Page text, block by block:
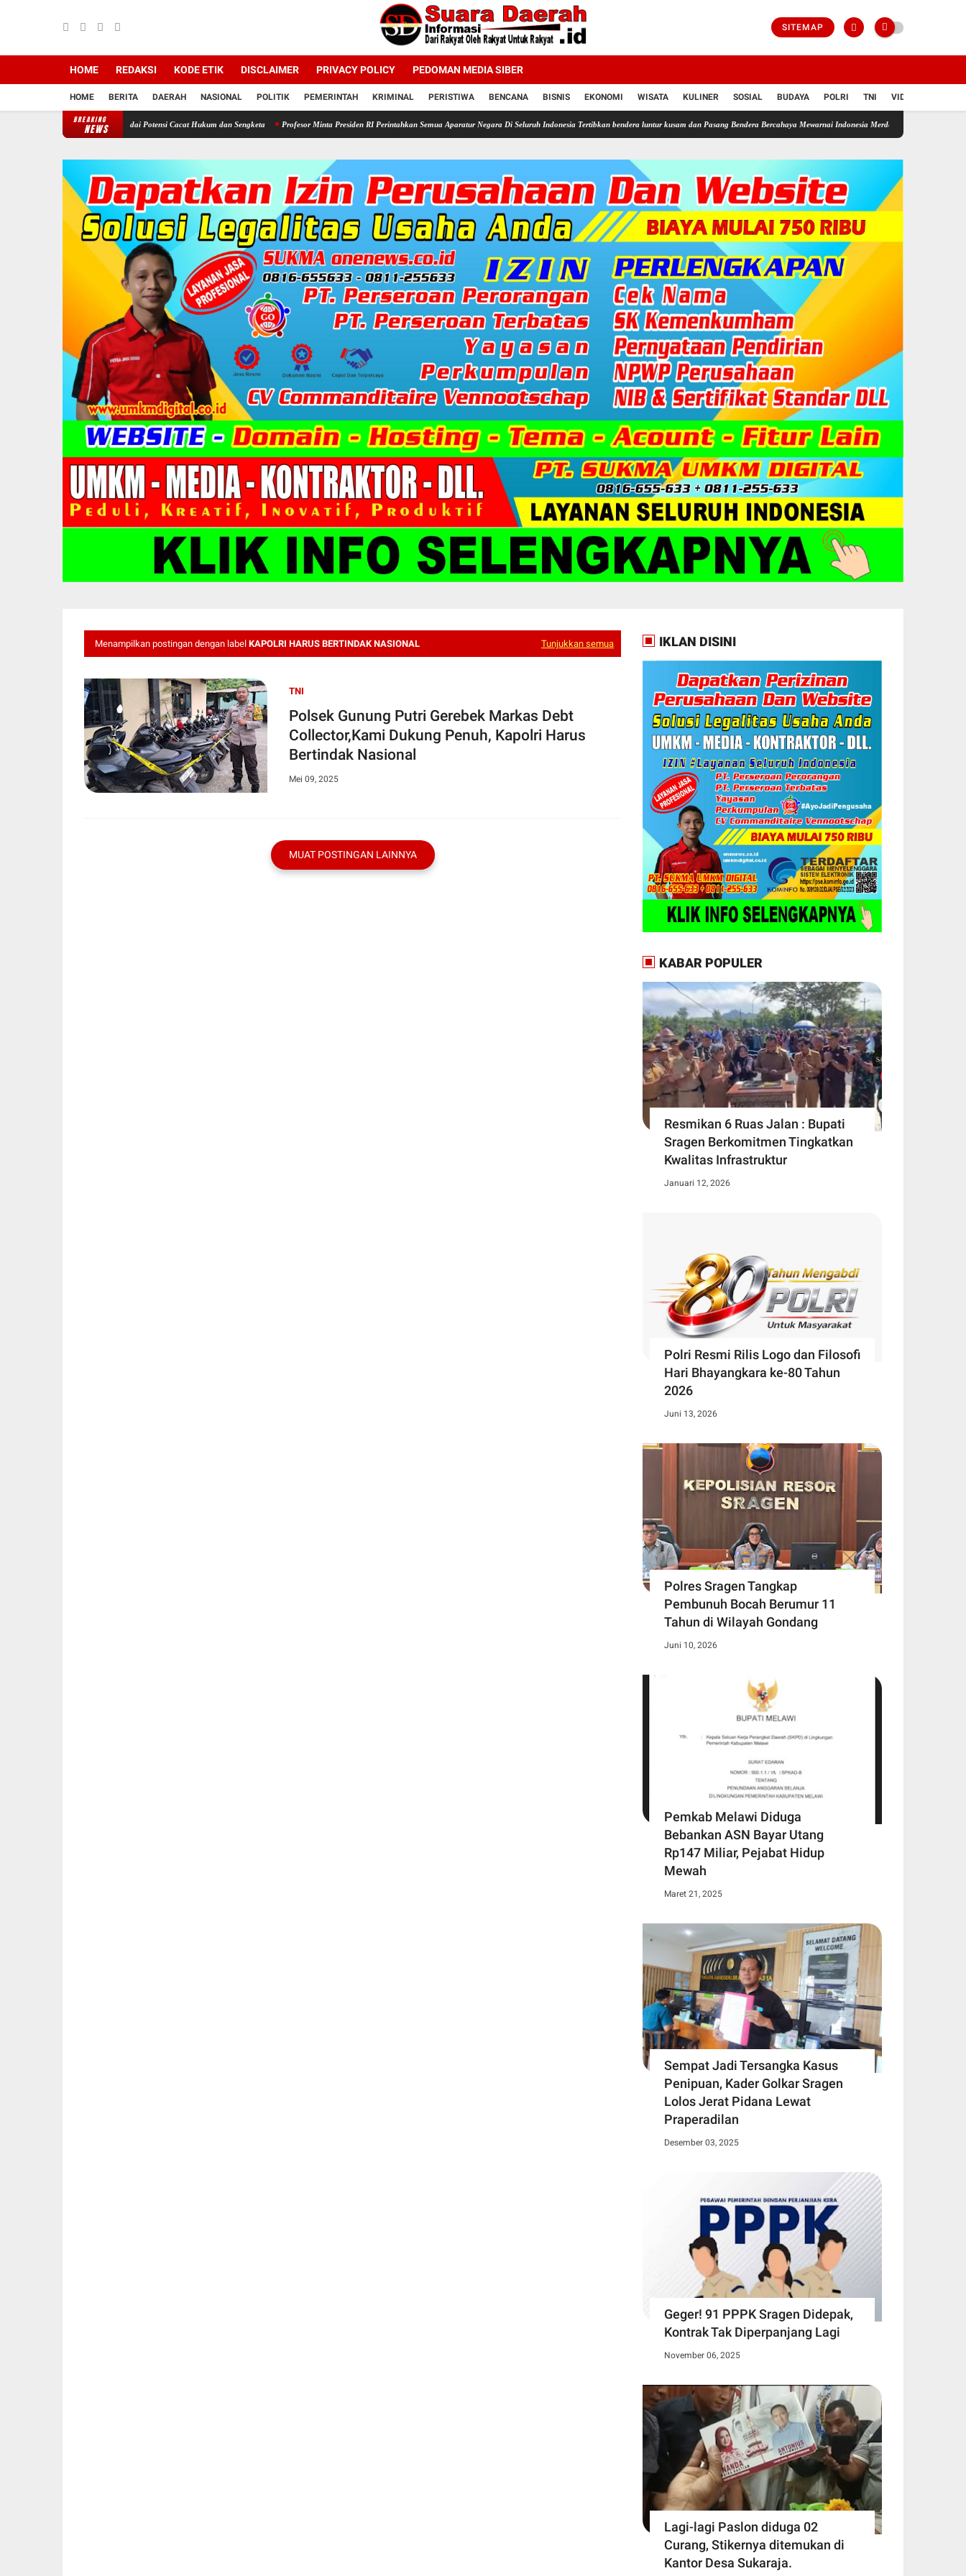
SITEMAP
HOME REDAKSI KODE ETIK DISCLAIMER PRIVACY POLICY PEDOMAN MEDIA SIBER
HOME BERITA DAERAH NASIONAL POLITIK PEMERINTAH KRIMINAL PERISTIWA BENCANA BISNIS EKONOMI WISATA KULINER SOSIAL BUDAYA POLRI TNI VIDIO
BREAKING
NEWS
DPRD Sragen Waspadai Potensi Cacat Hukum dan Sengketa Profesor Minta Presiden RI Perintahkan Semua Aparatur Negara Di Seluruh Indonesia Tertibkan bendera luntur kusam dan Pasang Bendera Bercahaya Mewarnai Indonesia Merdeka !!! Dikeluhkan Warga Jono
Menampilkan postingan dengan label KAPOLRI HARUS BERTINDAK NASIONAL Tunjukkan semua
TNI
Polsek Gunung Putri Gerebek Markas Debt
Collector,Kami Dukung Penuh, Kapolri Harus
Bertindak Nasional
Mei 09, 2025
MUAT POSTINGAN LAINNYA
IKLAN DISINI
KABAR POPULER
Resmikan 6 Ruas Jalan : Bupati
Sragen Berkomitmen Tingkatkan
Kwalitas Infrastruktur
Januari 12, 2026
Polri Resmi Rilis Logo dan Filosofi
Hari Bhayangkara ke-80 Tahun
2026
Juni 13, 2026
Polres Sragen Tangkap
Pembunuh Bocah Berumur 11
Tahun di Wilayah Gondang
Juni 10, 2026
Pemkab Melawi Diduga
Bebankan ASN Bayar Utang
Rp147 Miliar, Pejabat Hidup
Mewah
Maret 21, 2025
Sempat Jadi Tersangka Kasus
Penipuan, Kader Golkar Sragen
Lolos Jerat Pidana Lewat
Praperadilan
Desember 03, 2025
Geger! 91 PPPK Sragen Didepak,
Kontrak Tak Diperpanjang Lagi
November 06, 2025
Lagi-lagi Paslon diduga 02
Curang, Stikernya ditemukan di
Kantor Desa Sukaraja.